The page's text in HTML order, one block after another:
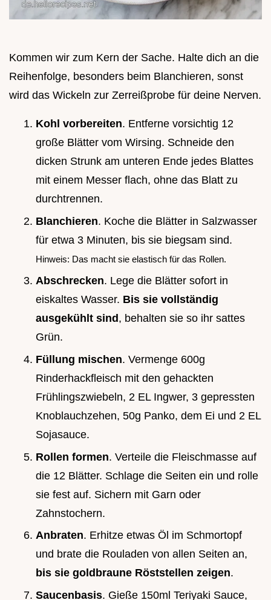
Kommen wir zum Kern der Sache. Halte dich an die
Reihenfolge, besonders beim Blanchieren, sonst
wird das Wickeln zur Zerreißprobe für deine Nerven.
Kohl vorbereiten. Entferne vorsichtig 12
große Blätter vom Wirsing. Schneide den
dicken Strunk am unteren Ende jedes Blattes
mit einem Messer flach, ohne das Blatt zu
durchtrennen.
Blanchieren. Koche die Blätter in Salzwasser
für etwa 3 Minuten, bis sie biegsam sind.
Hinweis: Das macht sie elastisch für das Rollen.
Abschrecken. Lege die Blätter sofort in
eiskaltes Wasser. Bis sie vollständig
ausgekühlt sind , behalten sie so ihr sattes
Grün.
Füllung mischen. Vermenge 600g
Rinderhackfleisch mit den gehackten
Frühlingszwiebeln, 2 EL Ingwer, 3 gepressten
Knoblauchzehen, 50g Panko, dem Ei und 2 EL
Sojasauce.
Rollen formen. Verteile die Fleischmasse auf
die 12 Blätter. Schlage die Seiten ein und rolle
sie fest auf. Sichern mit Garn oder
Zahnstochern.
Anbraten. Erhitze etwas Öl im Schmortopf
und brate die Rouladen von allen Seiten an,
bis sie goldbraune Röststellen zeigen.
Saucenbasis. Gieße 150ml Teriyaki Sauce,